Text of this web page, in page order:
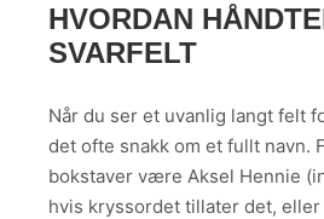
HVORDAN
SVARFELT
Når du ser et uvanlig langt felt
det ofte snakk om et fullt navn.
bokstaver være Aksel Hennie
hvis kryssordet tillater det,